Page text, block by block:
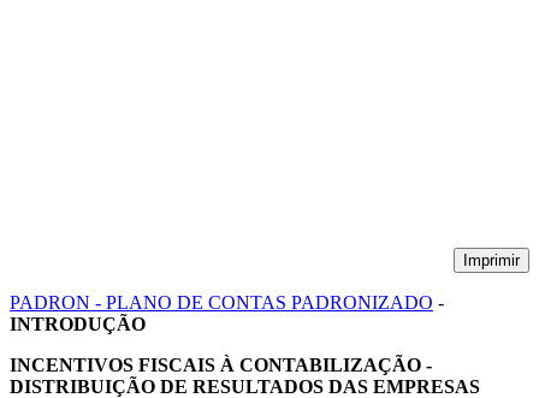
Imprimir
PADRON - PLANO DE CONTAS PADRONIZADO -
INTRODUÇÃO
INCENTIVOS FISCAIS À CONTABILIZAÇÃO -
DISTRIBUIÇÃO DE RESULTADOS DAS EMPRESAS